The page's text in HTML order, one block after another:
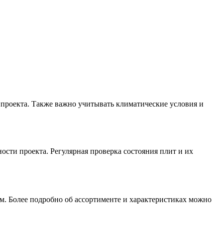
Также важно учитывать климатические условия и
проекта. Регулярная проверка состояния плит и их
Более подробно об ассортименте и характеристиках можно